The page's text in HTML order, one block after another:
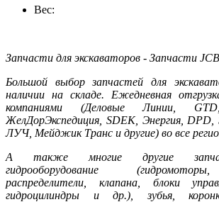
Вес:
Запчасти для экскаваторов - Запчасти JCB
Большой выбор запчастей для
наличии на складе. Ежедневная
компаниями (Деловые Линии, GTD,
ЖелДорЭкспедиция, SDEK, Энергия,
ЛУЧ, Мейджик Транс и другие) во все
А также многие другие
гидрооборудование
распределители, клапана, блоки
гидроцилиндры и др.), зубья,